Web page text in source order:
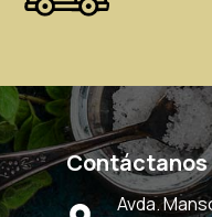
Contáctanos
Avda.